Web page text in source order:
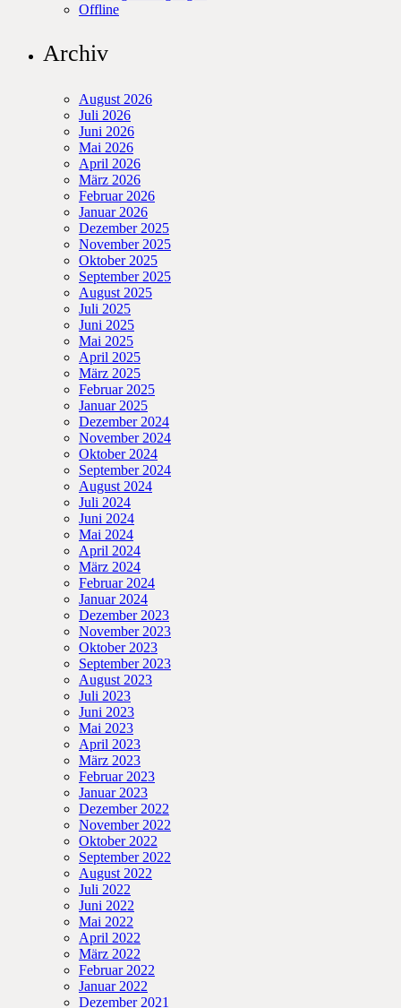
Offline
Archiv
August 2026
Juli 2026
Juni 2026
Mai 2026
April 2026
März 2026
Februar 2026
Januar 2026
Dezember 2025
November 2025
Oktober 2025
September 2025
August 2025
Juli 2025
Juni 2025
Mai 2025
April 2025
März 2025
Februar 2025
Januar 2025
Dezember 2024
November 2024
Oktober 2024
September 2024
August 2024
Juli 2024
Juni 2024
Mai 2024
April 2024
März 2024
Februar 2024
Januar 2024
Dezember 2023
November 2023
Oktober 2023
September 2023
August 2023
Juli 2023
Juni 2023
Mai 2023
April 2023
März 2023
Februar 2023
Januar 2023
Dezember 2022
November 2022
Oktober 2022
September 2022
August 2022
Juli 2022
Juni 2022
Mai 2022
April 2022
März 2022
Februar 2022
Januar 2022
Dezember 2021